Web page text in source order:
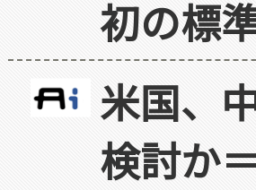
初の標
米国、
検討か